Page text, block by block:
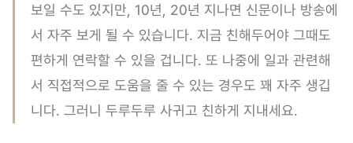
보일 수도 있지만, 10년, 20년 지나면 신문이나 방송에
서 자주 보게 될 수 있습니다. 지금 친해두어야 그때도
편하게 연락할 수 있을 겁니다. 또 나중에 일과 관련해
서 직접적으로 도움을 줄 수 있는 경우도 꽤 자주 생깁
니다. 그러니 두루두루 사귀고 친하게 지내세요.